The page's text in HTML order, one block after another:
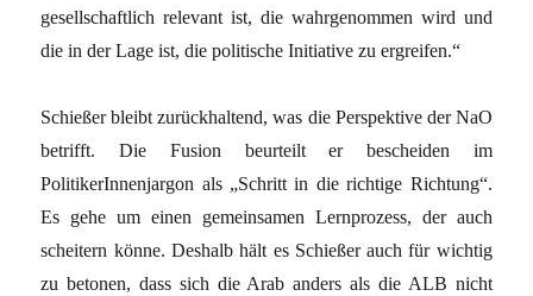
gesellschaftlich relevant ist, die wahrgenommen wird und
die in der Lage ist, die politische Initiative zu ergreifen.“
Schießer bleibt zurückhaltend, was die Perspektive der NaO
betrifft. Die Fusion beurteilt er bescheiden im
PolitikerInnenjargon als „Schritt in die richtige Richtung“.
Es gehe um einen gemeinsamen Lernprozess, der auch
scheitern könne. Deshalb hält es Schießer auch für wichtig
zu betonen, dass sich die Arab anders als die ALB nicht